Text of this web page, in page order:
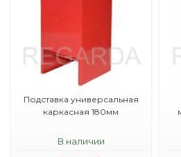
Подставка универсальная
каркасная 180мм
В наличии